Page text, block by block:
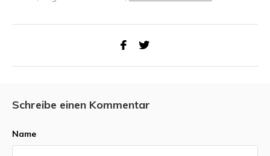
Schreibe einen Kommentar
Name